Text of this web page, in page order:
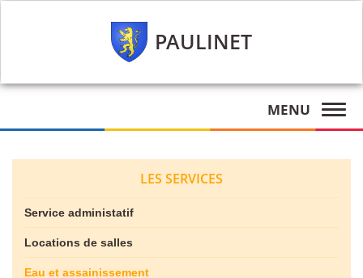
PAULINET
MENU
LES SERVICES
Service administatif
Locations de salles
Eau et assainissement